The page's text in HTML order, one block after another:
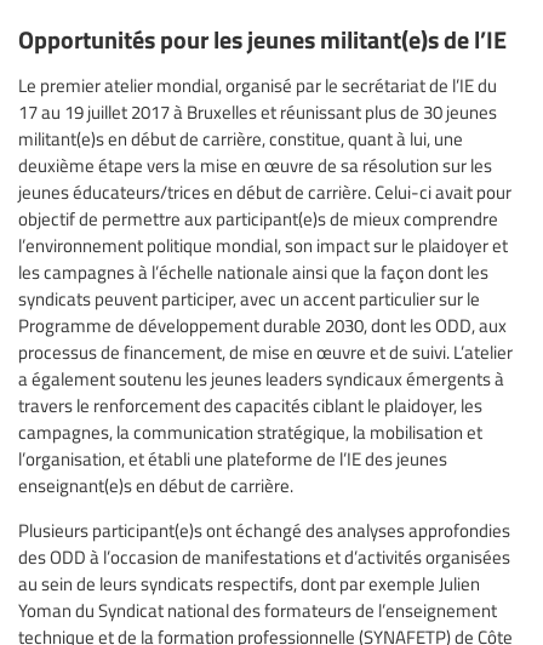
Opportunités pour les jeunes militant(e)s de l’IE
Le premier atelier mondial, organisé par le secrétariat de l’IE du
17 au 19 juillet 2017 à Bruxelles et réunissant plus de 30 jeunes
militant(e)s en début de carrière, constitue, quant à lui, une
deuxième étape vers la mise en œuvre de sa résolution sur les
jeunes éducateurs/trices en début de carrière. Celui-ci avait pour
objectif de permettre aux participant(e)s de mieux comprendre
l’environnement politique mondial, son impact sur le plaidoyer et
les campagnes à l’échelle nationale ainsi que la façon dont les
syndicats peuvent participer, avec un accent particulier sur le
Programme de développement durable 2030, dont les ODD, aux
processus de financement, de mise en œuvre et de suivi. L’atelier
a également soutenu les jeunes leaders syndicaux émergents à
travers le renforcement des capacités ciblant le plaidoyer, les
campagnes, la communication stratégique, la mobilisation et
l’organisation, et établi une plateforme de l’IE des jeunes
enseignant(e)s en début de carrière.
Plusieurs participant(e)s ont échangé des analyses approfondies
des ODD à l’occasion de manifestations et d’activités organisées
au sein de leurs syndicats respectifs, dont par exemple Julien
Yoman du Syndicat national des formateurs de l’enseignement
technique et de la formation professionnelle (SYNAFETP) de Côte